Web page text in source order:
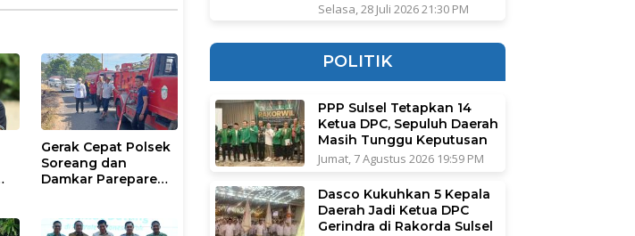
Gerak Cepat Polsek
Soreang dan
Damkar Parepare
Selasa, 28 Juli 2026 21:30 PM
POLITIK
PPP Sulsel Tetapkan 14
Ketua DPC, Sepuluh Daerah
Masih Tunggu Keputusan
Jumat, 7 Agustus 2026 19:59 PM
Dasco Kukuhkan 5 Kepala
Daerah Jadi Ketua DPC
Gerindra di Rakorda Sulsel